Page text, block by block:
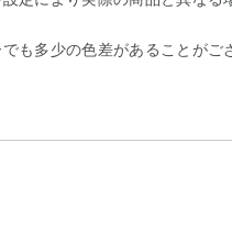
も多少の色差があることがご